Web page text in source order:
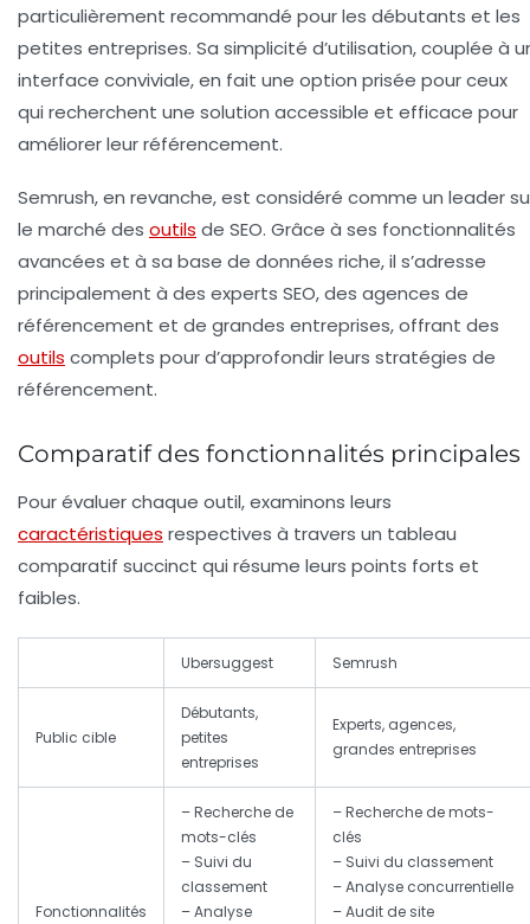
particulièrement recommandé pour les débutants et les
petites entreprises. Sa simplicité d’utilisation, couplée à
interface conviviale, en fait une option prisée pour ceux
qui recherchent une solution accessible et efficace pour
améliorer leur référencement.
Semrush, en revanche, est considéré comme un leader
le marché des outils de SEO. Grâce à ses fonctionnalités
avancées et à sa base de données riche, il s’adresse
principalement à des experts SEO,des agences de
référencement et de grandes entreprises, offrant des
outils complets pour d’approfondir leurs stratégies de
référencement.
Comparatif des fonctionnalités principales
Pour évaluer chaque outil, examinons leurs
caractéristiques respectives à travers un tableau
comparatif succinct qui résume leurs points forts et
faibles.
Ubersuggest Semrush
Public cible
Débutants,
petites
entreprises
Experts, agences,
grandes entreprises
Fonctionnalités
– Recherche de
mots-clés
– Suivi du
classement
– Analyse
– Recherche de mots-
clés
– Suivi du classement
– Analyse concurrentielle
– Audit de site